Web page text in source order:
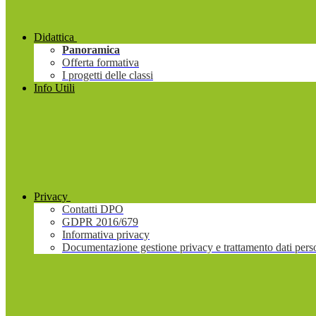
Didattica
Panoramica
Offerta formativa
I progetti delle classi
Info Utili
Privacy
Contatti DPO
GDPR 2016/679
Informativa privacy
Documentazione gestione privacy e trattamento dati